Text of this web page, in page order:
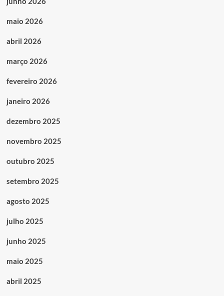
maio 2026
abril 2026
março 2026
fevereiro 2026
janeiro 2026
dezembro 2025
novembro 2025
outubro 2025
setembro 2025
agosto 2025
julho 2025
junho 2025
maio 2025
abril 2025